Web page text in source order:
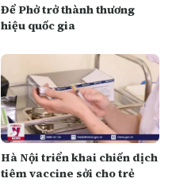
Để Phở trở thành thương
hiệu quốc gia
Hà Nội triển khai chiến dịch
tiêm vaccine sởi cho trẻ